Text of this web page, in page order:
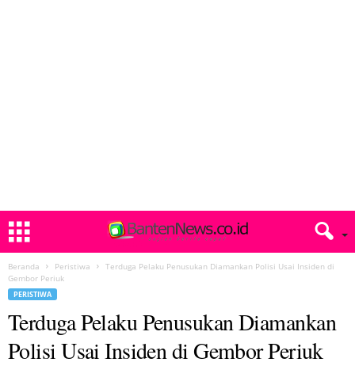
Beranda Peristiwa
Terduga Pelaku Penusukan Diamankan Polisi Usai Insiden di
Gembor Periuk
PERISTIWA
Terduga Pelaku Penusukan Diamankan
Polisi Usai Insiden di Gembor Periuk